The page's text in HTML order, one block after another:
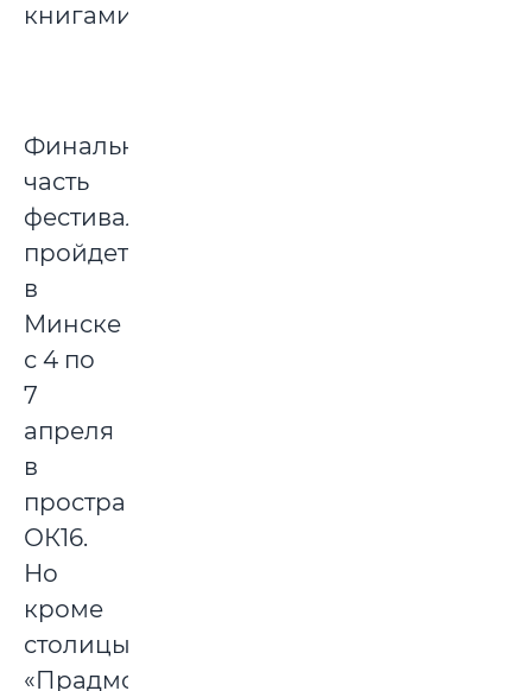
книгами.
Финальная
часть
фестиваля
пройдет
в
Минске
с 4 по
7
апреля
в
пространстве
ОК16.
Но
кроме
столицы
«Прадмова»